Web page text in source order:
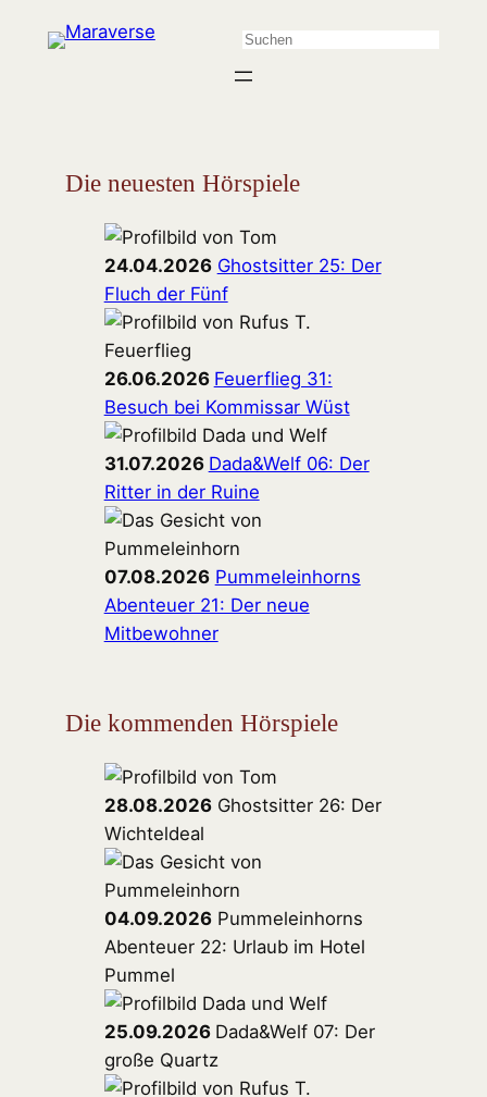
Inhalt
Suchen
Die neuesten Hörspiele
24.04.2026 Ghostsitter 25: Der
Fluch der Fünf
26.06.2026 Feuerflieg 31:
Besuch bei Kommissar Wüst
31.07.2026 Dada&Welf 06: Der
Ritter in der Ruine
07.08.2026 Pummeleinhorns
Abenteuer 21: Der neue
Mitbewohner
Die kommenden Hörspiele
28.08.2026Ghostsitter 26: Der
Wichteldeal
04.09.2026Pummeleinhorns
Abenteuer 22: Urlaub im Hotel
Pummel
25.09.2026 Dada&Welf 07: Der
große Quartz